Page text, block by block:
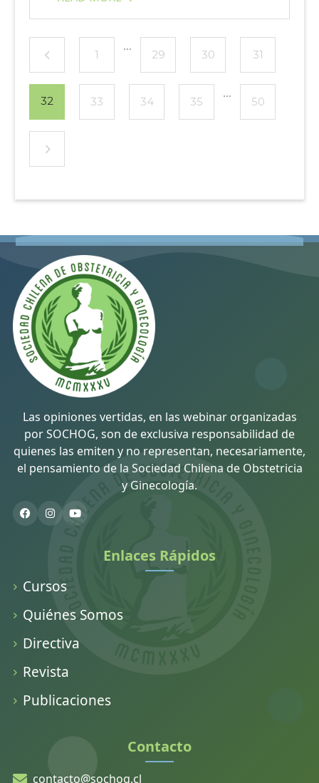
1
…
29 30 31
32 33 34 35
…
50
Las opiniones vertidas, en las webinar organizadas
por SOCHOG, son de exclusiva responsabilidad de
quienes las emiten y no representan, necesariamente,
el pensamiento de la Sociedad Chilena de Obstetricia
y Ginecología.
Enlaces Rápidos
Cursos
Quiénes Somos
Directiva
Revista
Publicaciones
Contacto
contacto@sochog.cl